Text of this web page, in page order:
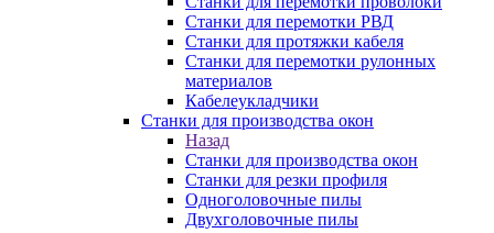
Станки для перемотки РВД
Станки для протяжки кабеля
Станки для перемотки рулонных
материалов
Кабелеукладчики
Станки для производства окон
Назад
Станки для производства окон
Станки для резки профиля
Одноголовочные пилы
Двухголовочные пилы